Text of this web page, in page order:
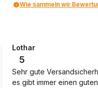
Wie sammeln wir
Lothar
5
Sehr gute
es gibt immer einen